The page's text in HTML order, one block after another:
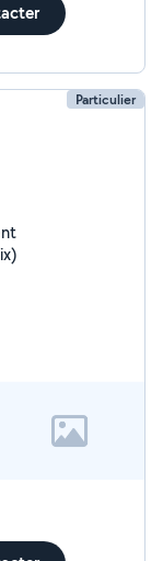
Particulier